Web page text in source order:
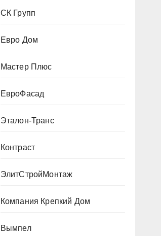
СК Групп
Евро Дом
Мастер Плюс
ЕвроФасад
Эталон-Транс
Контраст
ЭлитСтройМонтаж
Компания Крепкий Дом
Вымпел